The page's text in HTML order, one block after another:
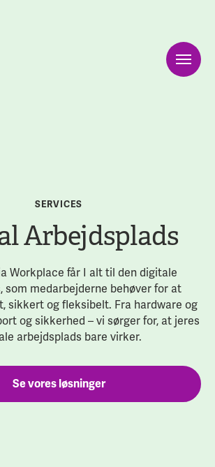
SERVICES
Arbejdsplads
Workplace får I alt til den digitale
som medarbejderne behøver for at
sikkert og fleksibelt. Fra hardware og
og sikkerhed – vi sørger for, at jeres
arbejdsplads bare virker.
Se vores løsninger